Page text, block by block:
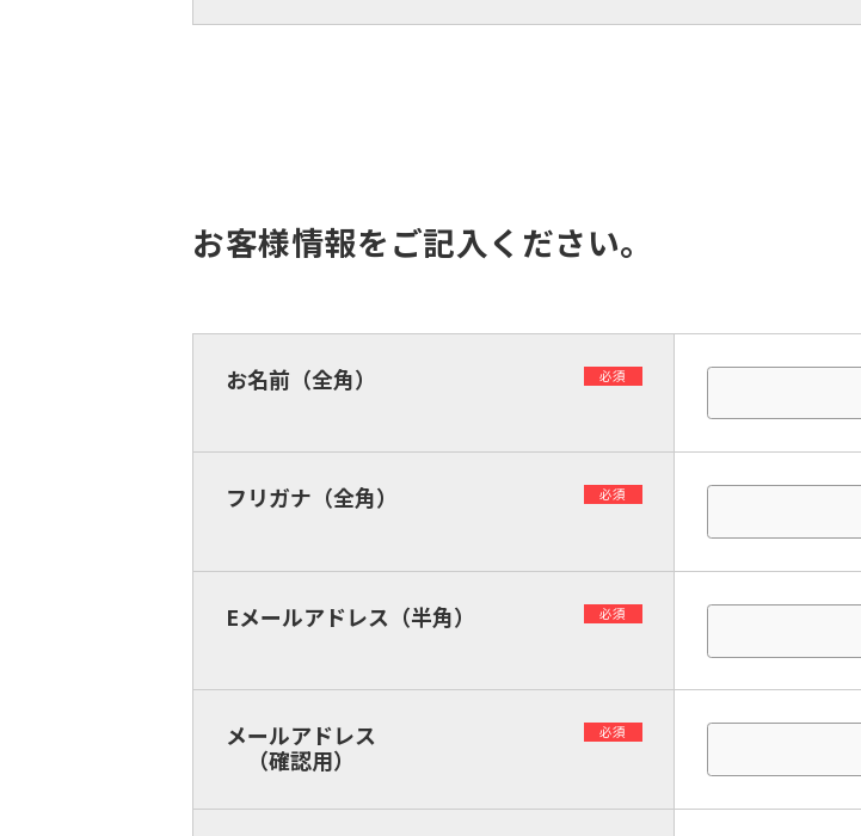
お客様情報をご記入ください。
お名前（全角） 必須
フリガナ（全角） 必須
Eメールアドレス（半角） 必須
メールアドレス
（確認用）
必須